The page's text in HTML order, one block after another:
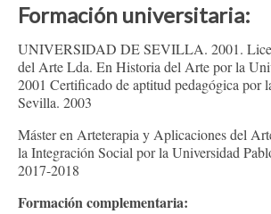
Formación universitaria:
UNIVERSIDAD DE SEVILLA. 2001.
del Arte Lda. En Historia del Arte por la
2001 Certificado de aptitud pedagógica por
Sevilla. 2003
Máster en Arteterapia y Aplicaciones del
la Integración Social por la Universidad
2017-2018
Formación complementaria: